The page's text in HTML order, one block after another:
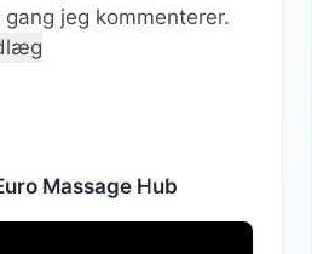
jeg kommenterer.
Massage Hub